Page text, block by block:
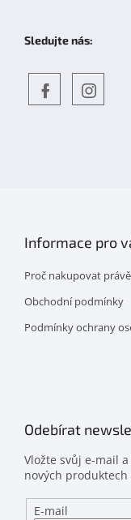
Sledujte nás:
Informace pro
Proč nakupovat
Obchodní podmínky
Podmínky ochrany
Odebírat
Vložte svůj e-mail
nových
E-mail